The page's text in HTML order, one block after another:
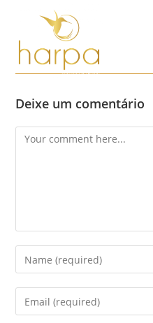
content
Deixe um comentário
Comment
Enter
your
name
Enter
your